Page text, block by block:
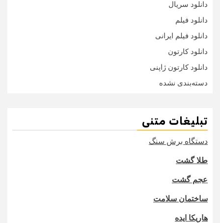
دانلود سریال
دانلود فیلم
دانلود فیلم ایرانی
دانلود کارتون
دانلود کارتون ژاپنی
دسته‌بندی نشده
تبلیغات متنی
دستگاه برش سنگ
طلا گشت
عجم گشت
ساختمان سلامت
هاریکا ایده